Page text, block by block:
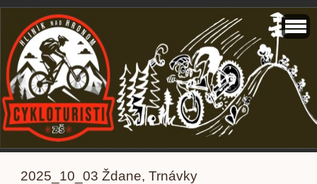
2025_10_03 Ždane, Trnávky